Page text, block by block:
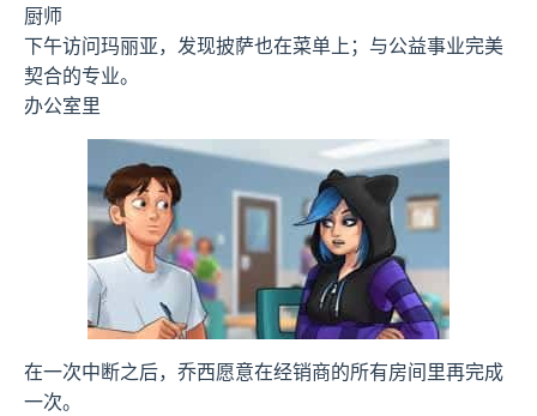
厨师
下午访问玛丽亚，发现披萨也在菜单上；与公益事业完美
契合的专业。
办公室里
在一次中断之后，乔西愿意在经销商的所有房间里再完成
一次。